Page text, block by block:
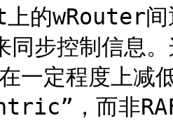
的wRouter
步控制信息
一定程度上减
，而非